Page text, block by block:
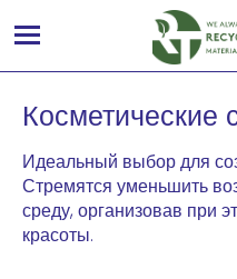
Косметические
Идеальный выбор для
Стремятся уменьшить
среду, организовав при
красоты.